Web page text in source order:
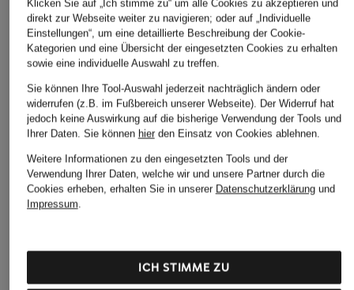
Klicken Sie auf „Ich stimme zu“ um alle Cookies zu akzeptieren und
direkt zur Webseite weiter zu navigieren; oder auf „Individuelle
Einstellungen“, um eine detaillierte Beschreibung der Cookie-
Kategorien und eine Übersicht der eingesetzten Cookies zu erhalten
sowie eine individuelle Auswahl zu treffen.
Sie können Ihre Tool-Auswahl jederzeit nachträglich ändern oder
widerrufen (z.B. im Fußbereich unserer Webseite). Der Widerruf hat
jedoch keine Auswirkung auf die bisherige Verwendung der Tools und
Ihrer Daten. Sie können hierden Einsatz von Cookies ablehnen.
Weitere Informationen zu den eingesetzten Tools und der
Verwendung Ihrer Daten, welche wir und unsere Partner durch die
Cookies erheben, erhalten Sie in unserer Datenschutzerklärungund
Impressum.
ICH STIMME ZU